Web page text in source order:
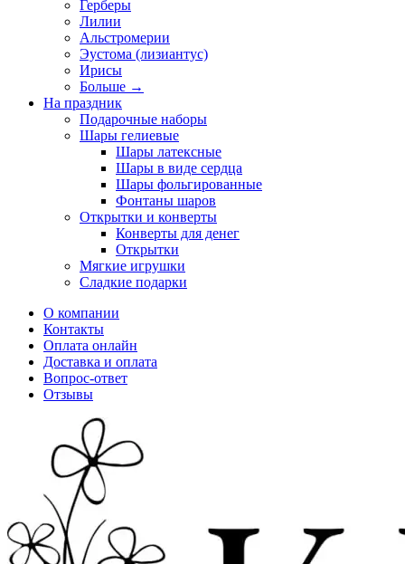
Герберы
Лилии
Альстромерии
Эустома (лизиантус)
Ирисы
Больше →
На праздник
Подарочные наборы
Шары гелиевые
Шары латексные
Шары в виде сердца
Шары фольгированные
Фонтаны шаров
Открытки и конверты
Конверты для денег
Открытки
Мягкие игрушки
Сладкие подарки
О компании
Контакты
Оплата онлайн
Доставка и оплата
Вопрос-ответ
Отзывы